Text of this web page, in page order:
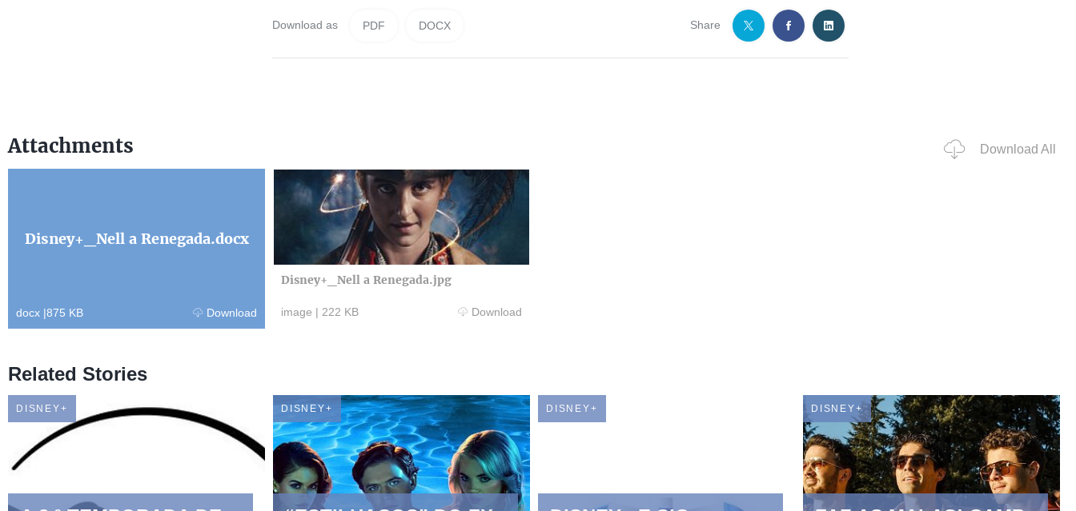
Download as PDF DOCX Share
Attachments Download All
Disney+_Nell a Renegada.docx
docx |875 KB Download
Disney+_Nell a Renegada.jpg
image | 222 KB Download
Related Stories
DISNEY+ DISNEY+ DISNEY+ DISNEY+